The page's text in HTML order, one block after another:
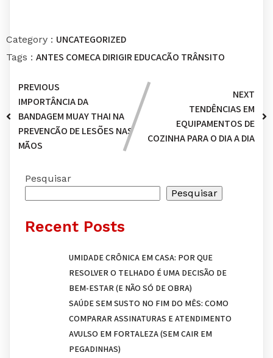
Category : UNCATEGORIZED
Tags : ANTES COMEÇADIRIGIR EDUCAÇÃO TRÂNSITO
PREVIOUS
IMPORTÂNCIA DA
BANDAGEM MUAY THAI NA
PREVENÇÃO DE LESÕES NAS
MÃOS
NEXT
TENDÊNCIAS EM
EQUIPAMENTOS DE
COZINHA PARA O DIA A DIA
Pesquisar
Pesquisar
Recent Posts
UMIDADE CRÔNICA EM CASA: POR QUE
RESOLVER O TELHADO É UMA DECISÃO DE
BEM-ESTAR (E NÃO SÓ DE OBRA)
SAÚDE SEM SUSTO NO FIM DO MÊS: COMO
COMPARAR ASSINATURAS E ATENDIMENTO
AVULSO EM FORTALEZA (SEM CAIR EM
PEGADINHAS)